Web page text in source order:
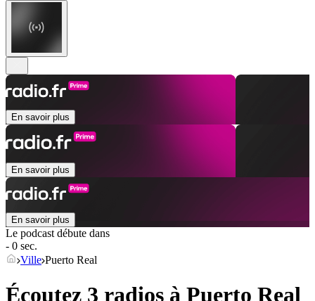
En savoir plus
En savoir plus
En savoir plus
Le podcast débute dans
- 0 sec.
Ville Puerto Real
Écoutez 3 radios à Puerto Real